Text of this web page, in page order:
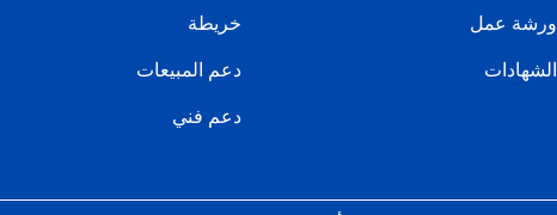
خريطة
دعم المبيعات
دعم فني
ورشة عمل
الشهادات